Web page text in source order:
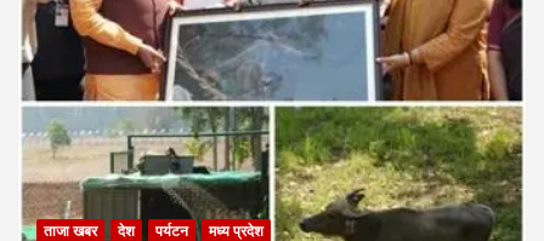
ताजा खबर देश पर्यटन मध्य प्रदेश